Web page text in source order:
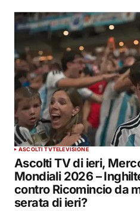
ASCOLTI TVTELEVISIONE
Ascolti TV di ieri,
Mondiali 2026 –
contro Ricomincio da
serata di ieri?